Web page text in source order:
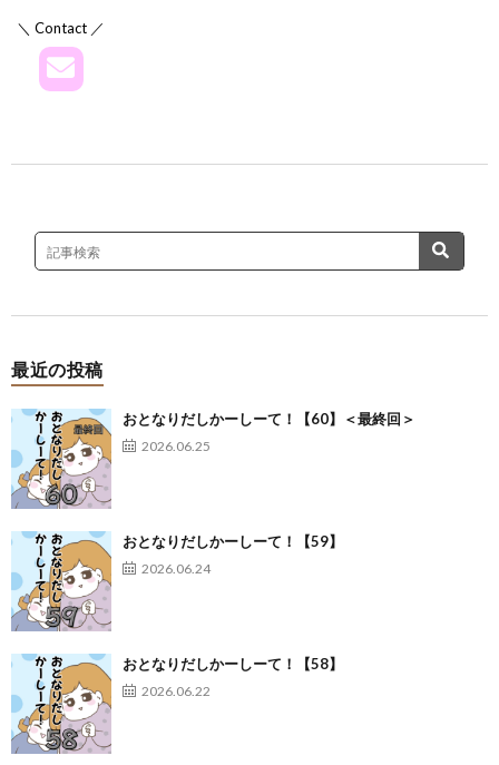
＼ Contact ／
最近の投稿
おとなりだしかーしーて！【60】＜最終回＞
2026.06.25
おとなりだしかーしーて！【59】
2026.06.24
おとなりだしかーしーて！【58】
2026.06.22